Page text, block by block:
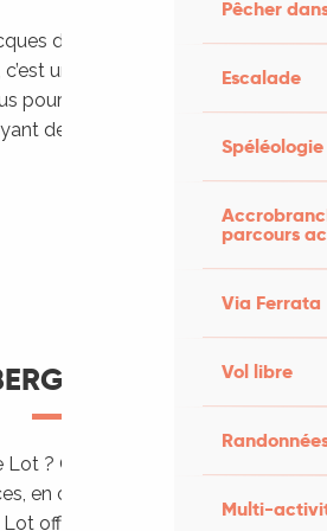
Pêcher
Escalade
Spéléologie
parcours
Via Ferrata
Vol libre
Multi-
de Compostelle, Véloroutes,
une véritable destination de
pourrez pratiquer votre activité
des paysages grandioses.
? Chez l’habitant, dans une
en camping, ou dans un hôtel
Lot offre des hébergements